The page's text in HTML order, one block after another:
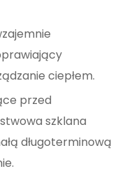
ciepłem.
przed
szklana
długoterminową